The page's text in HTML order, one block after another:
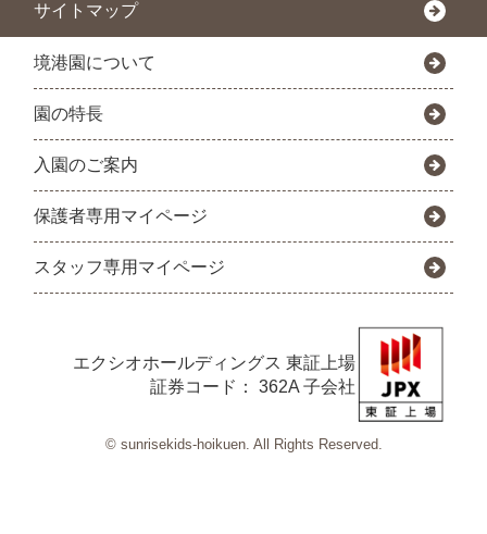
サイトマップ
境港園について
園の特長
入園のご案内
保護者専用マイページ
スタッフ専用マイページ
エクシオホールディングス 東証上場
証券コード： 362A 子会社
© sunrisekids-hoikuen. All Rights Reserved.